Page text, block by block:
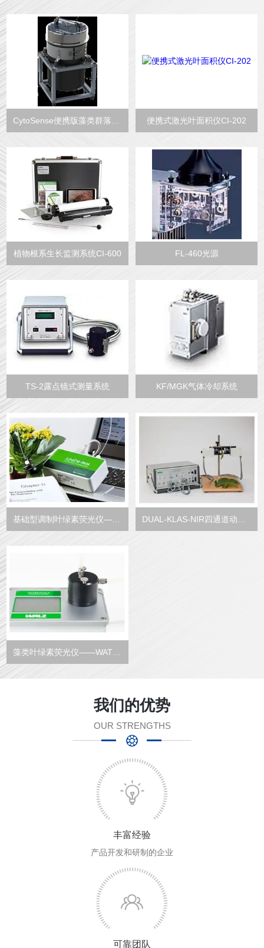
便携式激光叶面积仪CI-202
植物根系生长监测系统CI-600 FL-460光源
TS-2露点镜式测量系统 KF/MGK气体冷却系统
基础型调制叶绿素荧光仪——JUNIOR-PAM
我们的优势
OUR STRENGTHS
丰富经验
产品开发和研制的企业
可靠团队